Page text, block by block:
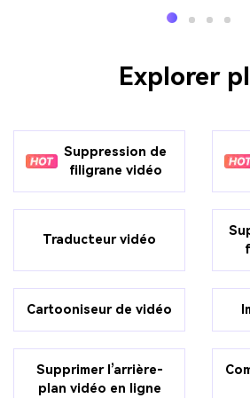
Explorer
Suppression de
filigrane vidéo
Traducteur vidéo
Cartooniseur de vidéo
Supprimer l’arrière-
plan vidéo en ligne